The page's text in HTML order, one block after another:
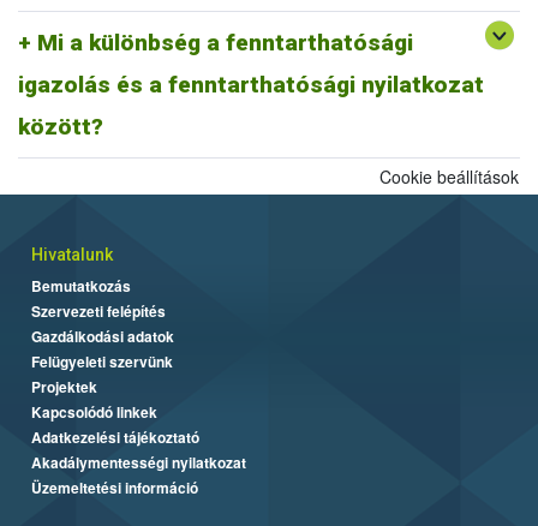
Mi a különbség a fenntarthatósági
igazolás és a fenntarthatósági nyilatkozat
között?
A fentiek alapján fenntarthatósági nyilatkozatnak minősül a
biomassza igazolás is, ahogyan egy ISCC farm nyilatkozat is,
más tagállami fenntarthatósági rendszer szerinti fenntarthatósági
dokumentum is.
Cookie beállítások
Hivatalunk
Bemutatkozás
Szervezeti felépítés
Gazdálkodási adatok
Felügyeleti szervünk
Projektek
Kapcsolódó linkek
Adatkezelési tájékoztató
Akadálymentességi nyilatkozat
Üzemeltetési információ